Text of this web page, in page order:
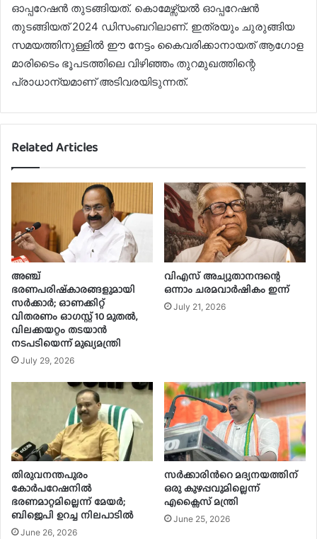
ഓപ്പറേഷൻ തുടങ്ങിയത്. കൊമേഴ്സ്യൽ ഓപ്പറേഷൻ
തുടങ്ങിയത് 2024 ഡിസംബറിലാണ്. ഇത്രയും ചുരുങ്ങിയ
സമയത്തിനുള്ളിൽ ഈ നേട്ടം കൈവരിക്കാനായത് ആഗോള
മാരിടൈം ഭൂപടത്തിലെ വിഴിഞ്ഞം തുറമുഖത്തിന്റെ
പ്രാധാന്യമാണ് അടിവരയിടുന്നത്.
Related Articles
അഞ്ച്
ഭരണപരിഷ്‌കാരങ്ങളുമായി
സർക്കാർ; ഓണക്കിറ്റ്
വിതരണം ഓഗസ്റ്റ് 10 മുതൽ,
വിലക്കയറ്റം തടയാൻ
നടപടിയെന്ന് മുഖ്യമന്ത്രി
July 29, 2026
വിഎസ് അച്യുതാനന്ദന്റെ
ഒന്നാം ചരമവാർഷികം ഇന്ന്
July 21, 2026
തിരുവനന്തപുരം
കോർപറേഷനിൽ
ഭരണമാറ്റമില്ലെന്ന് മേയർ;
ബിജെപി ഉറച്ച നിലപാടിൽ
June 26, 2026
സർക്കാരിന്‍റെ മദ്യനയത്തിന്
ഒരു കുഴപ്പവുമില്ലെന്ന്
എക്സൈസ് മന്ത്രി
June 25, 2026